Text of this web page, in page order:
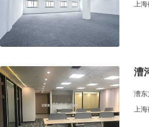
上
漕
漕
上